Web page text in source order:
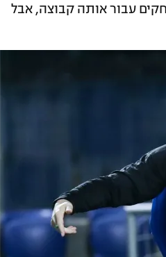
עבור אותה קבוצה, אבל